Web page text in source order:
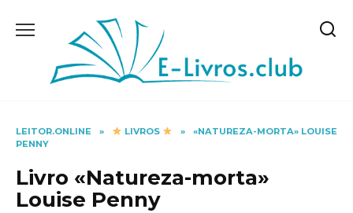
LEITOR.ONLINE » LIVROS »
«NATUREZA-MORTA» LOUISE
PENNY
Livro «Natureza-morta»
Louise Penny